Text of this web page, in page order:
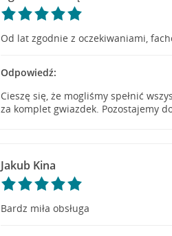
Od lat zgodnie z oczekiwaniami,
Odpowiedź:
Cieszę się, że mogliśmy spełnić
za komplet gwiazdek. Pozostajemy
Jakub Kina
Bardz miła obsługa